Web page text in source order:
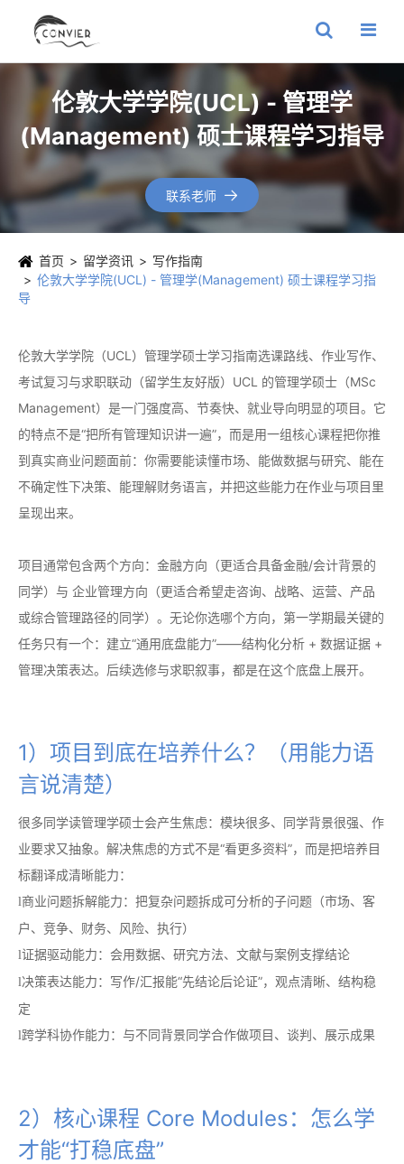
伦敦大学学院(UCL) - 管理学
(Management) 硕士课程学习指导
联系老师 
首页 留学资讯
写作指南
伦敦大学学院(UCL) - 管理学(Management) 硕士课程学习指
导
伦敦大学学院（UCL）管理学硕士学习指南选课路线、作业写作、
考试复习与求职联动（留学生友好版）UCL 的管理学硕士（MSc
Management）是一门强度高、节奏快、就业导向明显的项目。它
的特点不是“把所有管理知识讲一遍”，而是用一组核心课程把你推
到真实商业问题面前：你需要能读懂市场、能做数据与研究、能在
不确定性下决策、能理解财务语言，并把这些能力在作业与项目里
呈现出来。
项目通常包含两个方向：金融方向（更适合具备金融/会计背景的
同学）与 企业管理方向（更适合希望走咨询、战略、运营、产品
或综合管理路径的同学）。无论你选哪个方向，第一学期最关键的
任务只有一个：建立“通用底盘能力”——结构化分析 + 数据证据 +
管理决策表达。后续选修与求职叙事，都是在这个底盘上展开。
1）项目到底在培养什么？（用能力语
言说清楚）
很多同学读管理学硕士会产生焦虑：模块很多、同学背景很强、作
业要求又抽象。解决焦虑的方式不是“看更多资料”，而是把培养目
标翻译成清晰能力：
l商业问题拆解能力：把复杂问题拆成可分析的子问题（市场、客
户、竞争、财务、风险、执行）
l证据驱动能力：会用数据、研究方法、文献与案例支撑结论
l决策表达能力：写作/汇报能“先结论后论证”，观点清晰、结构稳
定
l跨学科协作能力：与不同背景同学合作做项目、谈判、展示成果
2）核心课程 Core Modules：怎么学
才能“打稳底盘”